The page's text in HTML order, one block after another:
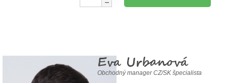
Eva Urbanová
Obchodný manager CZ/SK špecialista